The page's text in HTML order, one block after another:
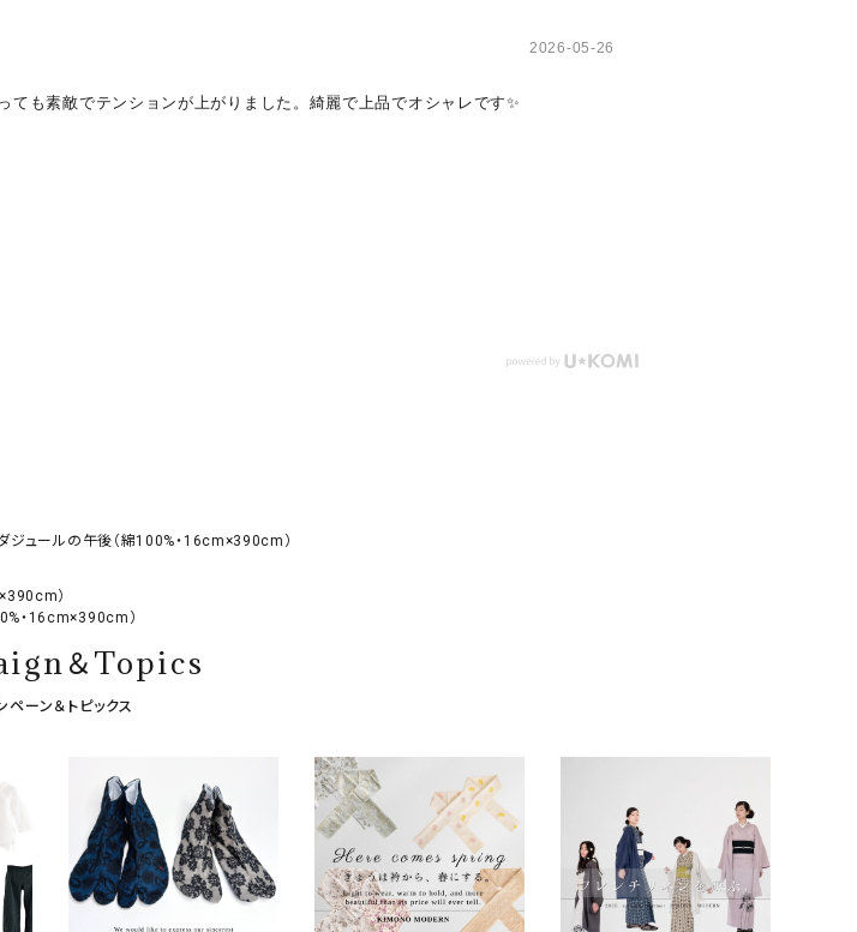
2026-05-26
ても素敵でテンションが上がりました。綺麗で上品でオシャレです✨
ジュールの午後（綿100%・16cm×390cm）
）
・16cm×390cm）
＆Topics
ペーン＆トピックス